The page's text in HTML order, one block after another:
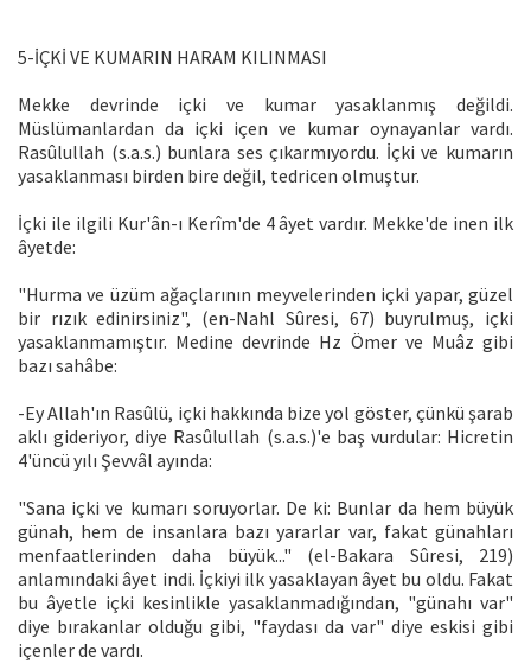
5-İÇKİ VE KUMARIN HARAM KILINMASI
Mekke devrinde içki ve kumar yasaklanmış değildi.
Müslümanlardan da içki içen ve kumar oynayanlar vardı.
Rasûlullah (s.a.s.) bunlara ses çıkarmıyordu. İçki ve kumarın
yasaklanması birden bire değil, tedricen olmuştur.
İçki ile ilgili Kur'ân-ı Kerîm'de 4 âyet vardır. Mekke'de inen ilk
âyetde:
"Hurma ve üzüm ağaçlarının meyvelerinden içki yapar, güzel
bir rızık edinirsiniz", (en-Nahl Sûresi, 67) buyrulmuş, içki
yasaklanmamıştır. Medine devrinde Hz Ömer ve Muâz gibi
bazı sahâbe:
-Ey Allah'ın Rasûlü, içki hakkında bize yol göster, çünkü şarab
aklı gideriyor, diye Rasûlullah (s.a.s.)'e baş vurdular: Hicretin
4'üncü yılı Şevvâl ayında:
"Sana içki ve kumarı soruyorlar. De ki: Bunlar da hem büyük
günah, hem de insanlara bazı yararlar var, fakat günahları
menfaatlerinden daha büyük..." (el-Bakara Sûresi, 219)
anlamındaki âyet indi. İçkiyi ilk yasaklayan âyet bu oldu. Fakat
bu âyetle içki kesinlikle yasaklanmadığından, "günahı var"
diye bırakanlar olduğu gibi, "faydası da var" diye eskisi gibi
içenler de vardı.